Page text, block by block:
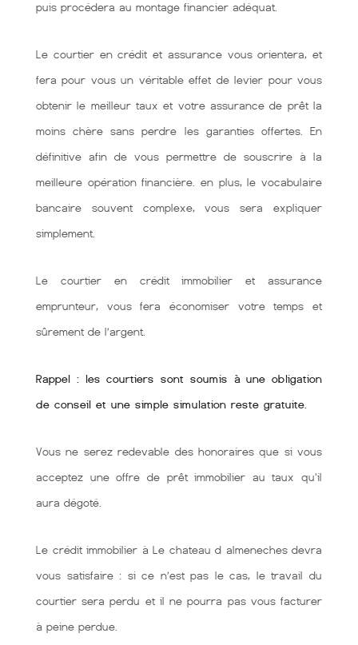
puis procédera au montage financier adéquat.
Le courtier en crédit et assurance vous orientera, et
fera pour vous un véritable effet de levier pour vous
obtenir le meilleur taux et votre assurance de prêt la
moins chère sans perdre les garanties offertes. En
définitive afin de vous permettre de souscrire à la
meilleure opération financière. en plus, le vocabulaire
bancaire souvent complexe, vous sera expliquer
simplement.
Le courtier en crédit immobilier et assurance
emprunteur, vous fera économiser votre temps et
sûrement de l’argent.
Rappel : les courtiers sont soumis à une obligation
de conseil et une simple simulation reste gratuite.
Vous ne serez redevable des honoraires que si vous
acceptez une offre de prêt immobilier au taux qu'il
aura dégoté.
Le crédit immobilier à Le chateau d almeneches devra
vous satisfaire : si ce n’est pas le cas, le travail du
courtier sera perdu et il ne pourra pas vous facturer
à peine perdue.